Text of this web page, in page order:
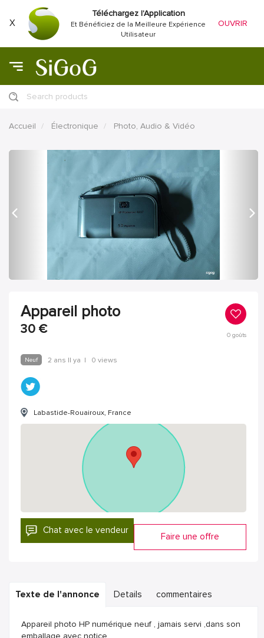
X
Téléchargez l'Application
Et Bénéficiez de la Meilleure Expérience
Utilisateur
OUVRIR
Search products
Accueil Électronique Photo, Audio & Vidéo
précédent
Appareil photo
30 € 0goûts
Neuf 2 ans Il ya | 0 views
Labastide-Rouairoux, France
Chat avec le vendeur
Faire une offre
Texte de l'annonce Details commentaires
Appareil photo HP numérique neuf , jamais servi ,dans son
emballage avec notice